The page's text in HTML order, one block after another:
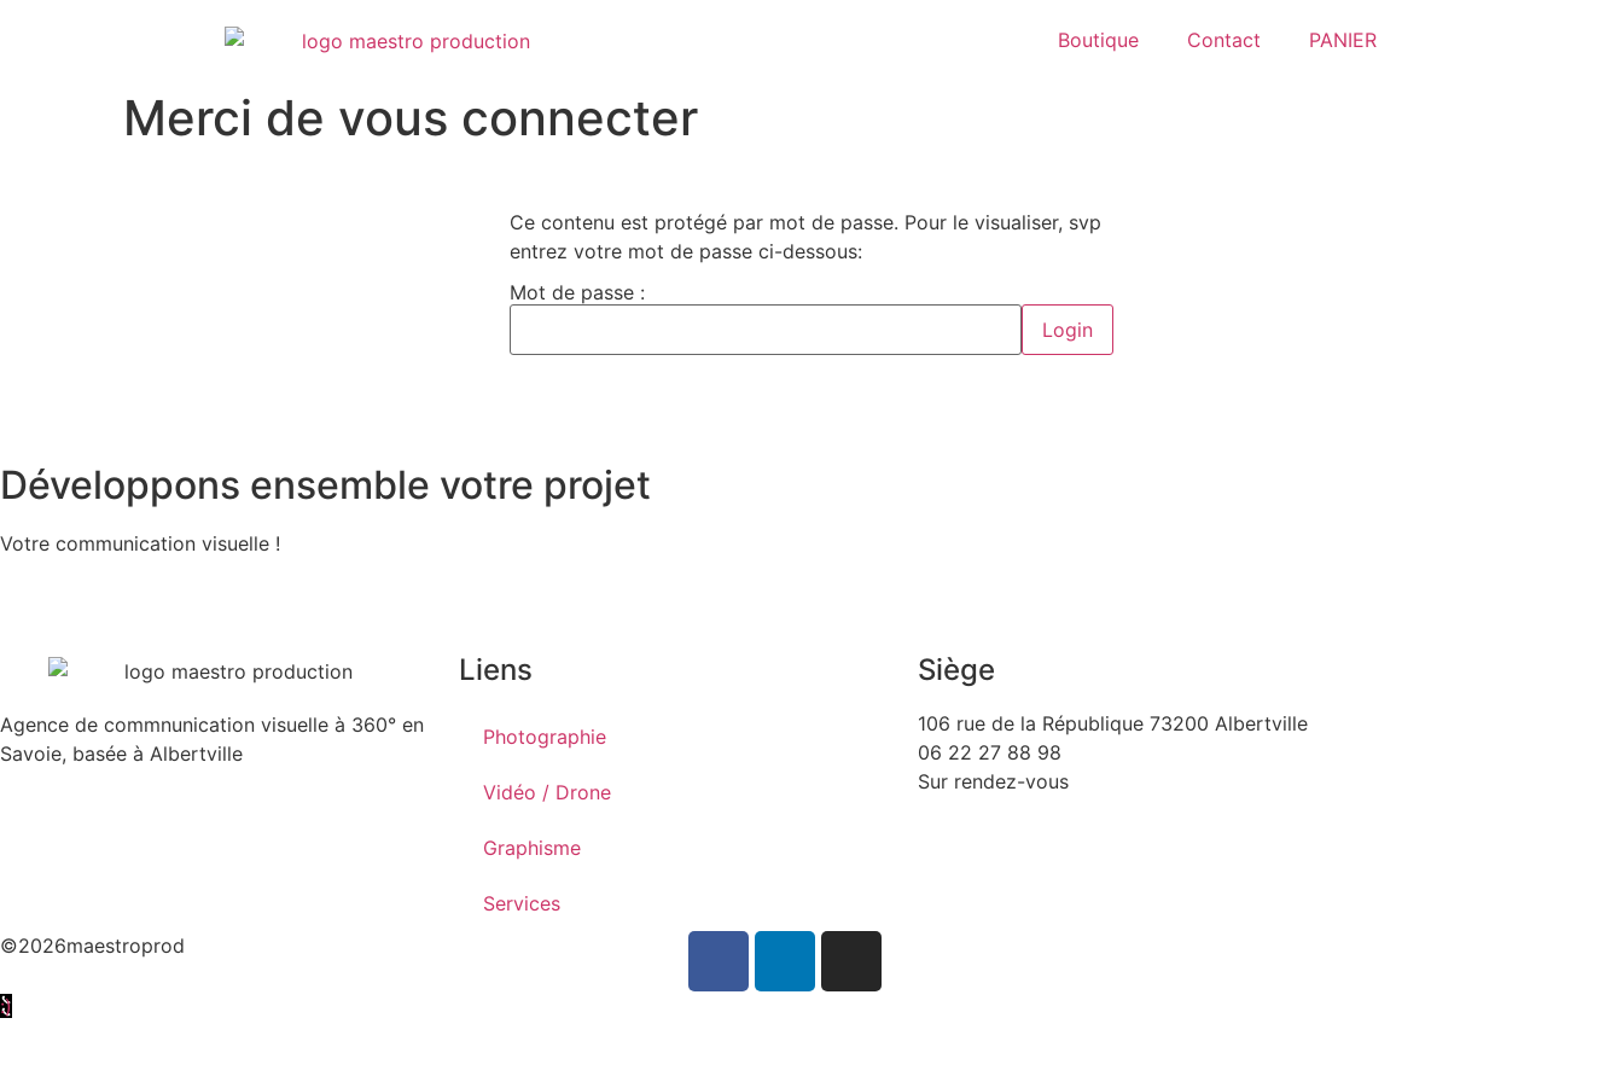
Boutique Contact PANIER
Merci de vous connecter
Ce contenu est protégé par mot de passe. Pour le visualiser, svp
entrez votre mot de passe ci-dessous:
Mot de passe :
Développons ensemble votre projet
Votre communication visuelle !
Agence de commnunication visuelle à 360° en
Savoie, basée à Albertville
Liens
Photographie
Vidéo / Drone
Graphisme
Services
Siège
106 rue de la République 73200 Albertville
06 22 27 88 98
Sur rendez-vous
©2026maestroprod
:)